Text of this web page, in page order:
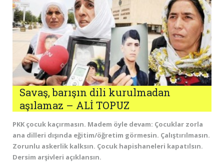
Savaş, barışın dili kurulmadan
aşılamaz – ALİ TOPUZ
PKK çocuk kaçırmasın. Madem öyle devam: Çocuklar zorla
ana dilleri dışında eğitim/öğretim görmesin. Çalıştırılmasın.
Zorunlu askerlik kalksın. Çocuk hapishaneleri kapatılsın.
Dersim arşivleri açıklansın.